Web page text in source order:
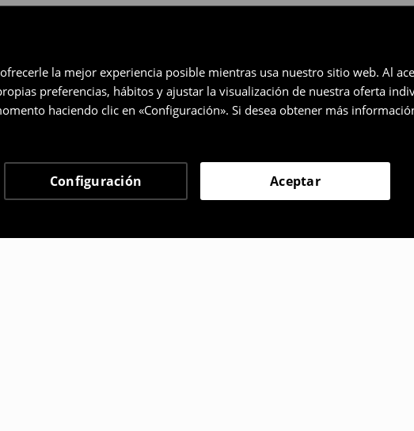
la mejor experiencia posible mientras usa nuestro sitio web. Al
preferencias, hábitos y ajustar la visualización de nuestra oferta
haciendo clic en «Configuración». Si desea obtener más
Configuración Aceptar